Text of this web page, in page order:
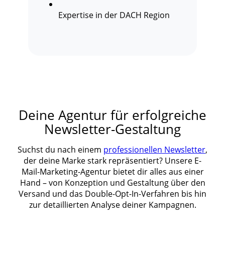
Expertise in der DACH Region
Deine Agentur für erfolgreiche
Newsletter-Gestaltung
Suchst du nach einem professionellen Newsletter,
der deine Marke stark repräsentiert? Unsere E-
Mail-Marketing-Agentur bietet dir alles aus einer
Hand – von Konzeption und Gestaltung über den
Versand und das Double-Opt-In-Verfahren bis hin
zur detaillierten Analyse deiner Kampagnen.